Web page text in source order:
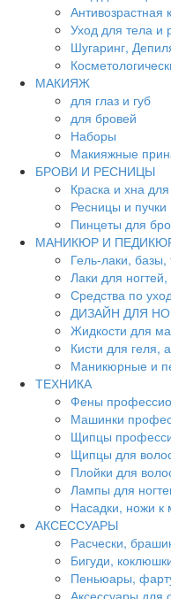
Антивозрастная
Уход для тела и
Шугаринг,
МАКИЯЖ
для глаз и губ
для бровей
Наборы
Макияжные
БРОВИ И РЕСНИЦЫ
Краска и хна
Ресницы и пучки
Пинцеты для
МАНИКЮР И
Гель-лаки, базы,
Лаки для
Средства по
ДИЗАЙН ДЛЯ
Жидкости для
Кисти для геля,
Маникюрные и
ТЕХНИКА
Фены
Машинки
Щипцы
Щипцы для
Плойки для
Лампы для
Насадки, ножи к
АКСЕССУАРЫ
Расчески,
Бигуди,
Пеньюары,